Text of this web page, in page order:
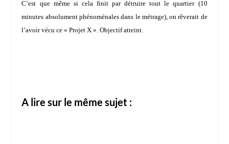
C’est que même si cela finit par détruire tout le quartier (10
minutes absolument phénoménales dans le métrage), on rêverait de
l’avoir vécu ce « Projet X ». Objectif atteint.
A lire sur le même sujet :